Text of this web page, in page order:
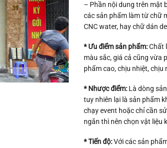
– Phần nội dung trên mặt
các sản phẩm làm từ chữ
CNC water, hay chữ dán
* Ưu điểm sản phẩm:Chất
màu sắc, giá cả cũng vừa
phẩm cao, chịu nhiệt, chịu
* Nhược điểm:Là dòng
tuy nhiên lại là sản phẩm
chạy event hoặc chỉ cần
ngắn thì nên chọn vật liệu
* Tiến độ:Với các sản